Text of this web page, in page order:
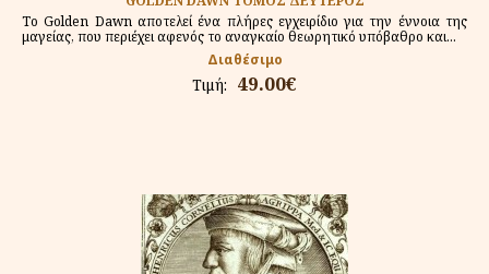
Το Golden Dawn αποτελεί ένα πλήρες εγχειρίδιο για την έννοια της
μαγείας, που περιέχει αφενός το αναγκαίο θεωρητικό υπόβαθρο και...
Διαθέσιμο
Τιμή: 49.00€